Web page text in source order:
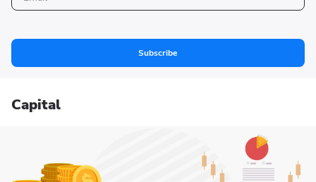
Subscribe
Capital